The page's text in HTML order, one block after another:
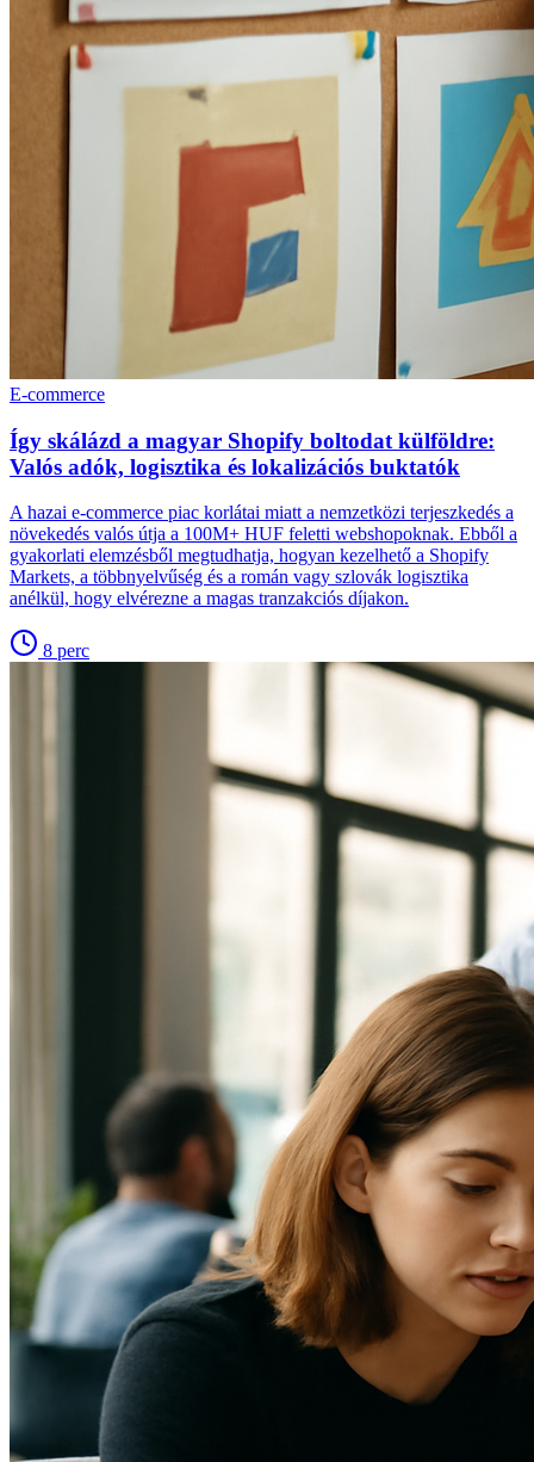
E-commerce
Így skálázd a magyar Shopify boltodat külföldre:
Valós adók, logisztika és lokalizációs buktatók
A hazai e-commerce piac korlátai miatt a nemzetközi terjeszkedés a
növekedés valós útja a 100M+ HUF feletti webshopoknak. Ebből a
gyakorlati elemzésből megtudhatja, hogyan kezelhető a Shopify
Markets, a többnyelvűség és a román vagy szlovák logisztika
anélkül, hogy elvérezne a magas tranzakciós díjakon.
8 perc